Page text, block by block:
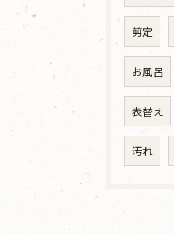
剪定
お風呂
表替え
汚れ